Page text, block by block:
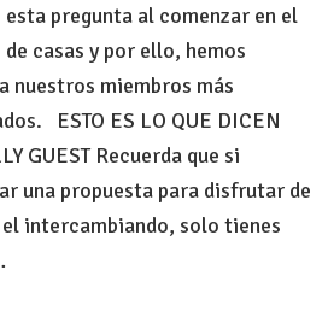
bienvenida?
esta pregunta al comenzar en el
casas y por ello, hemos
nuestros miembros más
ESTO ES LO QUE DICEN
GUEST Recuerda que si
una propuesta para disfrutar de
intercambiando, solo tienes